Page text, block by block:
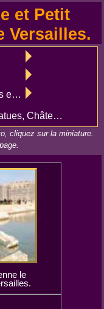
et Petit
Versailles.
de Versailles
cliquez sur la miniature.
le